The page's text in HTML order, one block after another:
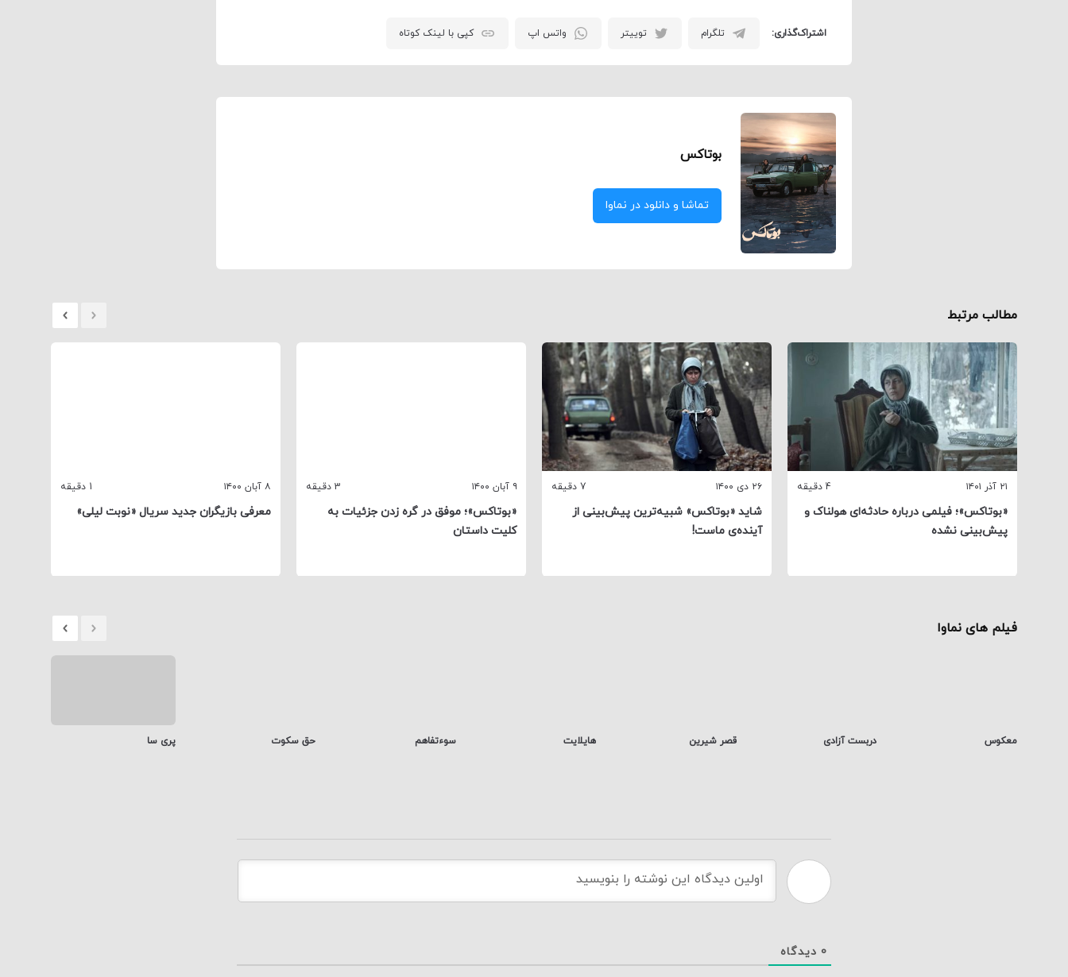
اشتراک‌گذاری: تلگرام توییتر واتس اپ کپی با لینک کوتاه
بوتاکس
تماشا و دانلود در نماوا
مطالب مرتبط
۲۱ آذر ۱۴۰۱ 4 دقیقه
«بوتاکس»؛ فیلمی درباره حادثه‌ای هولناک و
پیش‌بینی نشده
۲۶ دی ۱۴۰۰ 7 دقیقه
شاید «بوتاکس» شبیه‌ترین پیش‌بینی از
آینده‌ی ماست!
۹ آبان ۱۴۰۰ 3 دقیقه
«بوتاکس»؛ موفق در گره زدن جزئیات به
کلیت داستان
۸ آبان ۱۴۰۰ 1 دقیقه
معرفی بازیگران جدید سریال «نوبت لیلی»
فیلم های نماوا
معکوس دربست آزادی قصر شیرین هایلایت سوءتفاهم حق سکوت پری سا
0 دیدگاه